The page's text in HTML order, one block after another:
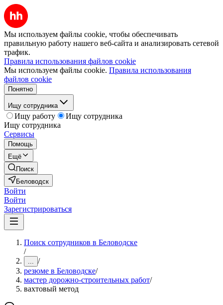
Мы используем файлы cookie, чтобы обеспечивать
правильную работу нашего веб-сайта и анализировать сетевой
трафик.
Правила использования файлов cookie
Мы используем файлы cookie. Правила использования
файлов cookie
Понятно
Ищу сотрудника
Ищу работу
Ищу сотрудника
Ищу сотрудника
Сервисы
Помощь
Ещё
Поиск
Беловодск
Войти
Войти
Зарегистрироваться
Поиск сотрудников в Беловодске
/
... /
резюме в Беловодске/
мастер дорожно-строительных работ/
вахтовый метод